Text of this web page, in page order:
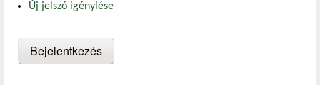
Új jelszó igénylése